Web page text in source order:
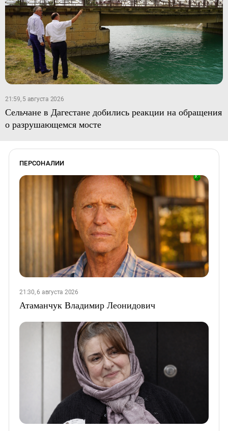
21:59, 5 августа 2026
Сельчане в Дагестане добились реакции на обращения
о разрушающемся мосте
ПЕРСОНАЛИИ
21:30, 6 августа 2026
Атаманчук Владимир Леонидович